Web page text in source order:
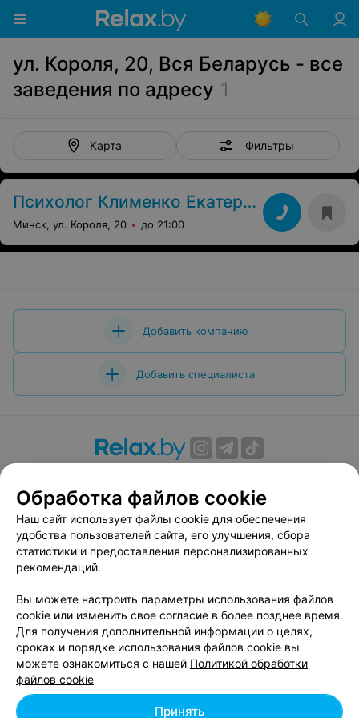
ул. Короля, 20, Вся Беларусь - все
заведения по адресу 1
Карта Фильтры
Психолог Клименко Екатерина
Минск, ул. Короля, 20 до 21:00
Добавить компанию
Добавить специалиста
Вакансии
Публичный договор
Способы оплаты
Публичный договор по использованию сервиса
«Афиша»
Пользовательское соглашение
Связаться по вопросам сотрудничества
Написать руководителю relax.by
Персональные настройки cookie
Обработка персональных данных
Обработка файлов cookie
Наш сайт использует файлы cookie для обеспечения
удобства пользователей сайта, его улучшения, сбора
статистики и предоставления персонализированных
рекомендаций.
Вы можете настроить параметры использования файлов
cookie или изменить свое согласие в более позднее время.
Для получения дополнительной информации о целях,
сроках и порядке использования файлов cookie вы
можете ознакомиться с нашей Политикой обработки
файлов cookie
Принять